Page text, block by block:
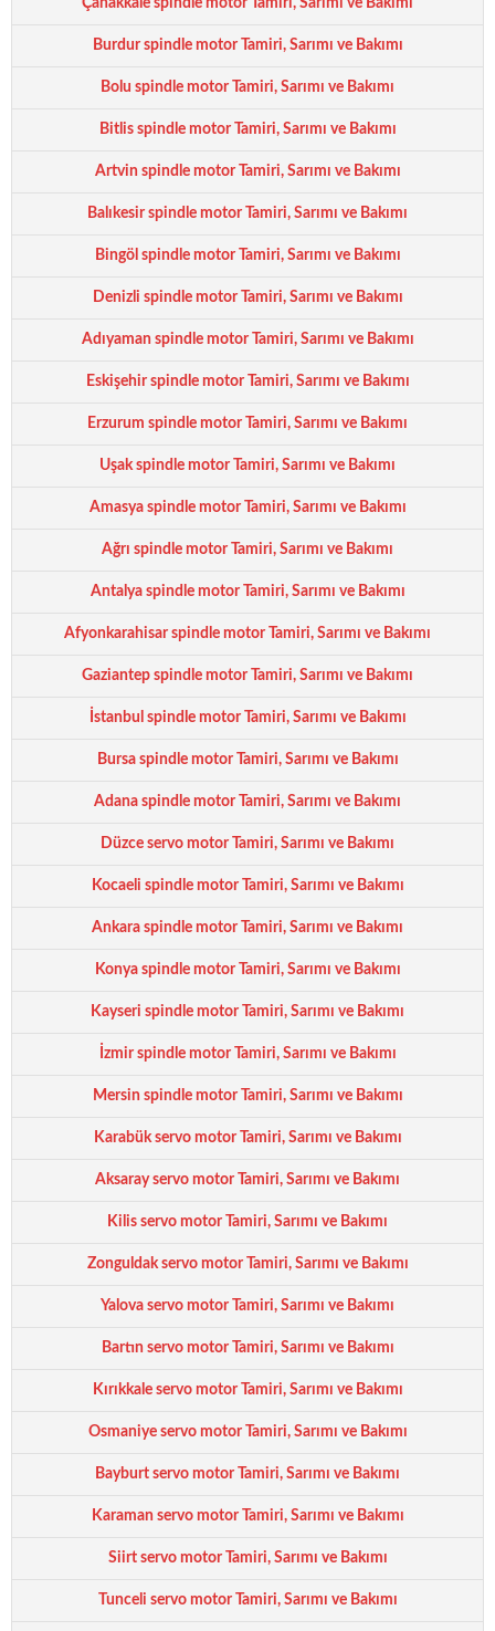
Çanakkale spindle motor Tamiri, Sarımı ve Bakımı
Burdur spindle motor Tamiri, Sarımı ve Bakımı
Bolu spindle motor Tamiri, Sarımı ve Bakımı
Bitlis spindle motor Tamiri, Sarımı ve Bakımı
Artvin spindle motor Tamiri, Sarımı ve Bakımı
Balıkesir spindle motor Tamiri, Sarımı ve Bakımı
Bingöl spindle motor Tamiri, Sarımı ve Bakımı
Denizli spindle motor Tamiri, Sarımı ve Bakımı
Adıyaman spindle motor Tamiri, Sarımı ve Bakımı
Eskişehir spindle motor Tamiri, Sarımı ve Bakımı
Erzurum spindle motor Tamiri, Sarımı ve Bakımı
Uşak spindle motor Tamiri, Sarımı ve Bakımı
Amasya spindle motor Tamiri, Sarımı ve Bakımı
Ağrı spindle motor Tamiri, Sarımı ve Bakımı
Antalya spindle motor Tamiri, Sarımı ve Bakımı
Afyonkarahisar spindle motor Tamiri, Sarımı ve Bakımı
Gaziantep spindle motor Tamiri, Sarımı ve Bakımı
İstanbul spindle motor Tamiri, Sarımı ve Bakımı
Bursa spindle motor Tamiri, Sarımı ve Bakımı
Adana spindle motor Tamiri, Sarımı ve Bakımı
Düzce servo motor Tamiri, Sarımı ve Bakımı
Kocaeli spindle motor Tamiri, Sarımı ve Bakımı
Ankara spindle motor Tamiri, Sarımı ve Bakımı
Konya spindle motor Tamiri, Sarımı ve Bakımı
Kayseri spindle motor Tamiri, Sarımı ve Bakımı
İzmir spindle motor Tamiri, Sarımı ve Bakımı
Mersin spindle motor Tamiri, Sarımı ve Bakımı
Karabük servo motor Tamiri, Sarımı ve Bakımı
Aksaray servo motor Tamiri, Sarımı ve Bakımı
Kilis servo motor Tamiri, Sarımı ve Bakımı
Zonguldak servo motor Tamiri, Sarımı ve Bakımı
Yalova servo motor Tamiri, Sarımı ve Bakımı
Bartın servo motor Tamiri, Sarımı ve Bakımı
Kırıkkale servo motor Tamiri, Sarımı ve Bakımı
Osmaniye servo motor Tamiri, Sarımı ve Bakımı
Bayburt servo motor Tamiri, Sarımı ve Bakımı
Karaman servo motor Tamiri, Sarımı ve Bakımı
Siirt servo motor Tamiri, Sarımı ve Bakımı
Tunceli servo motor Tamiri, Sarımı ve Bakımı